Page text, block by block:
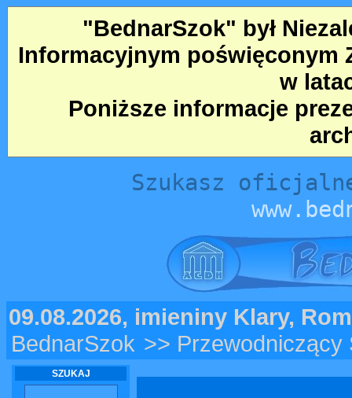
"BednarSzok" był
Informacyjnym poświęconym
w
Poniższe informacje
Szukasz
09.08.2026, imieniny Klary,
BednarSzok >> Przewodniczący
SZUKAJ